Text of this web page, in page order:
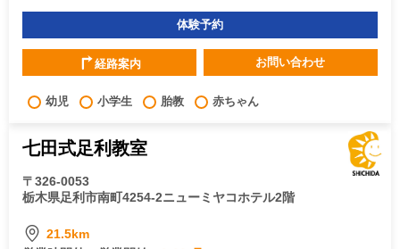
体験予約
経路案内 お問い合わせ
幼児 小学生 胎教 赤ちゃん
七田式足利教室
〒326-0053
栃木県足利市南町4254-2ニューミヤコホテル2階
21.5km